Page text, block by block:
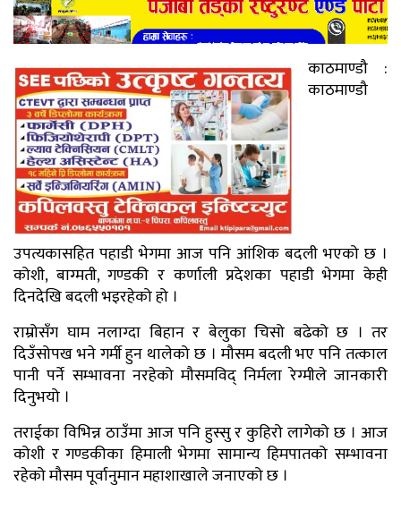
काठमाण्डौ :
काठमाण्डौ
उपत्यकासहित पहाडी भेगमा आज पनि आंशिक बदली भएको छ ।
कोशी, बाग्मती, गण्डकी र कर्णाली प्रदेशका पहाडी भेगमा केही
दिनदेखि बदली भइरहेको हो ।
राम्रोसँग घाम नलाग्दा बिहान र बेलुका चिसो बढेको छ । तर
दिउँसोपख भने गर्मी हुन थालेको छ । मौसम बदली भए पनि तत्काल
पानी पर्ने सम्भावना नरहेको मौसमविद् निर्मला रेग्मीले जानकारी
दिनुभयो ।
तराईका विभिन्न ठाउँमा आज पनि हुस्सु र कुहिरो लागेको छ । आज
कोशी र गण्डकीका हिमाली भेगमा सामान्य हिमपातको सम्भावना
रहेको मौसम पूर्वानुमान महाशाखाले जनाएको छ ।